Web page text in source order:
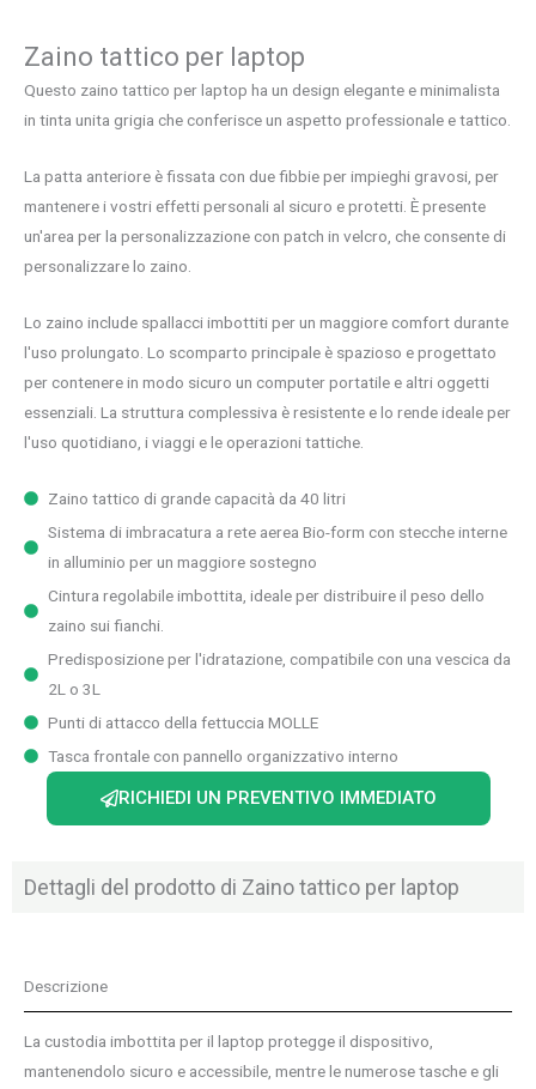
Zaino tattico per laptop
Questo zaino tattico per laptop ha un design elegante e minimalista
in tinta unita grigia che conferisce un aspetto professionale e tattico.
La patta anteriore è fissata con due fibbie per impieghi gravosi, per
mantenere i vostri effetti personali al sicuro e protetti. È presente
un'area per la personalizzazione con patch in velcro, che consente di
personalizzare lo zaino.
Lo zaino include spallacci imbottiti per un maggiore comfort durante
l'uso prolungato. Lo scomparto principale è spazioso e progettato
per contenere in modo sicuro un computer portatile e altri oggetti
essenziali. La struttura complessiva è resistente e lo rende ideale per
l'uso quotidiano, i viaggi e le operazioni tattiche.
Zaino tattico di grande capacità da 40 litri
Sistema di imbracatura a rete aerea Bio-form con stecche interne
in alluminio per un maggiore sostegno
Cintura regolabile imbottita, ideale per distribuire il peso dello
zaino sui fianchi.
Predisposizione per l'idratazione, compatibile con una vescica da
2L o 3L
Punti di attacco della fettuccia MOLLE
Tasca frontale con pannello organizzativo interno
RICHIEDI UN PREVENTIVO IMMEDIATO
Dettagli del prodotto di Zaino tattico per laptop
Descrizione
La custodia imbottita per il laptop protegge il dispositivo,
mantenendolo sicuro e accessibile, mentre le numerose tasche e gli